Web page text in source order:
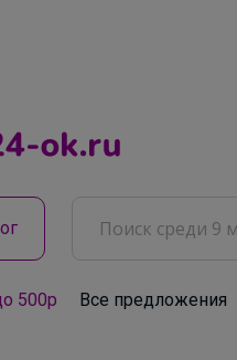
500р Все предложения